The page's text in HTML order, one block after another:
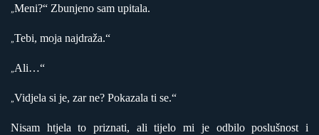
„Meni?“ Zbunjeno sam upitala.
„Tebi, moja najdraža.“
„Ali…“
„Vidjela si je, zar ne? Pokazala ti se.“
Nisam htjela to priznati, ali tijelo mi je odbilo poslušnost i